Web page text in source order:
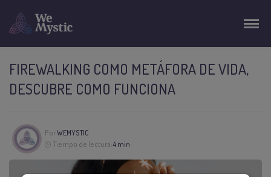
FIREWALKING COMO METÁFORA DE VIDA,
DESCUBRE COMO FUNCIONA
PorWEMYSTIC
Tiempo de lectura:4 min